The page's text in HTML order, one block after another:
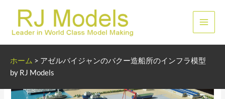
メ
メ
ホーム > アゼルバイジャンのバクー造船所のインフラ模型
by RJ Models